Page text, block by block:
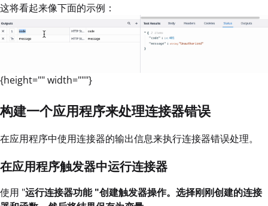
这将看起来像下面的示例：
{height="" width="""}
构建一个应用程序来处理连接器错误
在应用程序中使用连接器的输出信息来执行连接器错误处理。
在应用程序触发器中运行连接器
使用 "运行连接器功能 "创建触发器操作。选择刚刚创建的连接